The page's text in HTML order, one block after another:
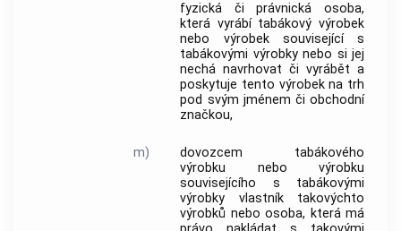
fyzická či právnická osoba,
která vyrábí tabákový výrobek
nebo výrobek související s
tabákovými výrobkynebo si jej
nechá navrhovat či vyrábět a
poskytuje tento výrobek na trh
pod svým jménem či obchodní
značkou,
m) dovozcem tabákového
výrobku nebo výrobku
souvisejícího s tabákovými
výrobky vlastník takovýchto
výrobků nebo osoba, která má